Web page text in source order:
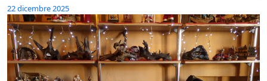
22 dicembre 2025